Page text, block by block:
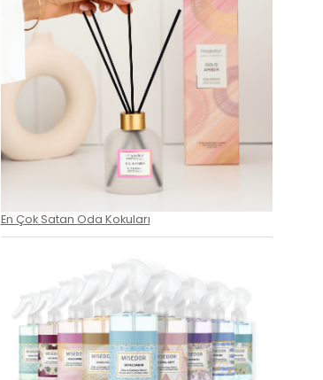
En Çok Satan Oda Kokuları